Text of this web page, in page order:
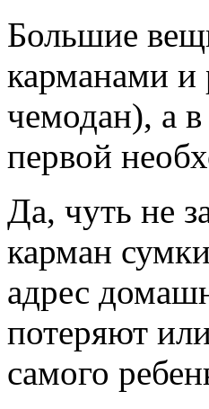
Большие
карманами и
чемодан), а
первой
Да, чуть не
карман
адрес
потеряют
самого